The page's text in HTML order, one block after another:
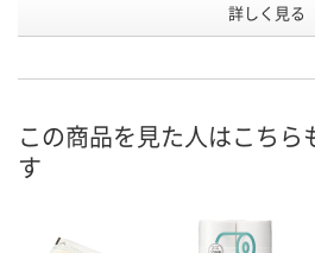
8月8
カゴへ
詳しく見る
この商品を見た人はこちら
す